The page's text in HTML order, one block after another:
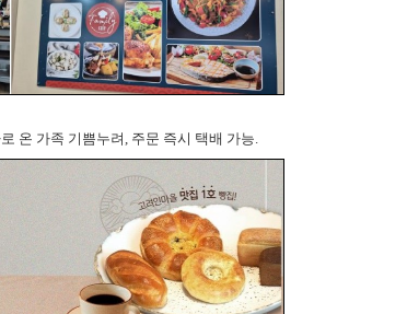
온 가족 기쁨누려, 주문 즉시 택배 가능.